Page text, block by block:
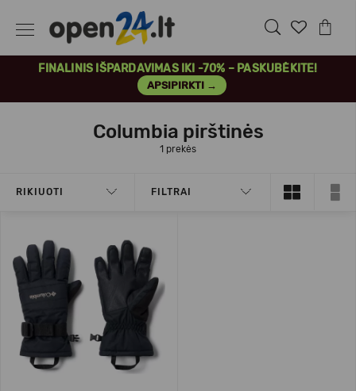
FINALINIS IŠPARDAVIMAS IKI -70% – PASKUBĖKITE!
APSIPIRKTI →
Columbia pirštinės
1 prekės
RIKIUOTI FILTRAI